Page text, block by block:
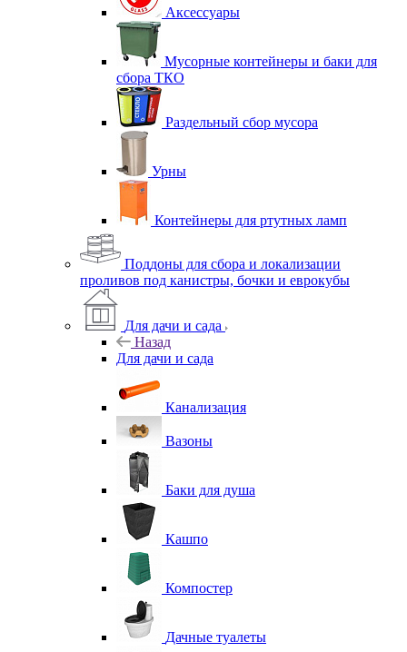
Аксессуары
Мусорные контейнеры и баки для
сбора ТКО
Раздельный сбор мусора
Урны
Контейнеры для ртутных ламп
Поддоны для сбора и локализации
проливов под канистры, бочки и еврокубы
Для дачи и сада
Назад
Для дачи и сада
Канализация
Вазоны
Баки для душа
Кашпо
Компостер
Дачные туалеты